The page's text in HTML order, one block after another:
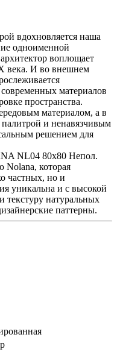
вдохновляется наша
одноименной
воплощает
века. И во внешнем
материалов
пространства.
материалом, а в
и ненавязчивым
решением для
NL04 80x80 Непол.
Nolana, которая
частных, но и
уникальна и с высокой
текстуру натуральных
паттерны.